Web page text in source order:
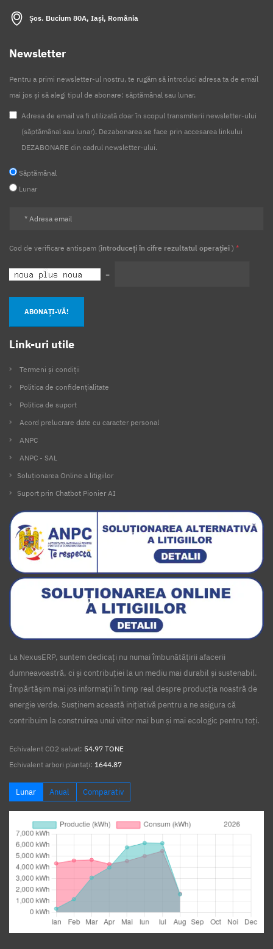
Șos. Bucium 80A, Iași, România
Newsletter
Pentru a primi newsletter-ul nostru, te rugăm să introduci adresa ta de email
mai jos și să alegi tipul de abonare: săptămânal sau lunar.
Adresa de email va fi utilizată doar în scopul transmiterii newsletter-ului
(săptămânal sau lunar). Dezabonarea se face prin accesarea linkului
DEZABONARE din cadrul newsletter-ului.
Săptămânal
Lunar
Cod de verificare antispam (introduceți în cifre rezultatul operației ) *
=
ABONAȚI-VĂ!
Link-uri utile
Termeni și condiții
Politica de confidențialitate
Politica de suport
Acord prelucrare date cu caracter personal
ANPC
ANPC - SAL
Soluționarea Online a litigiilor
Suport prin Chatbot Pionier AI
La NexusERP, suntem dedicați nu numai îmbunătățirii afacerii
dumneavoastră, ci și contribuției la un mediu mai durabil și sustenabil.
Împărtășim mai jos informații în timp real despre producția noastră de
energie verde. Susținem această inițiativă pentru a ne asigura că
contribuim la construirea unui viitor mai bun și mai ecologic pentru toți.
Echivalent CO2 salvat: 54.97 TONE
Echivalent arbori plantați: 1644.87
Lunar Anual Comparativ